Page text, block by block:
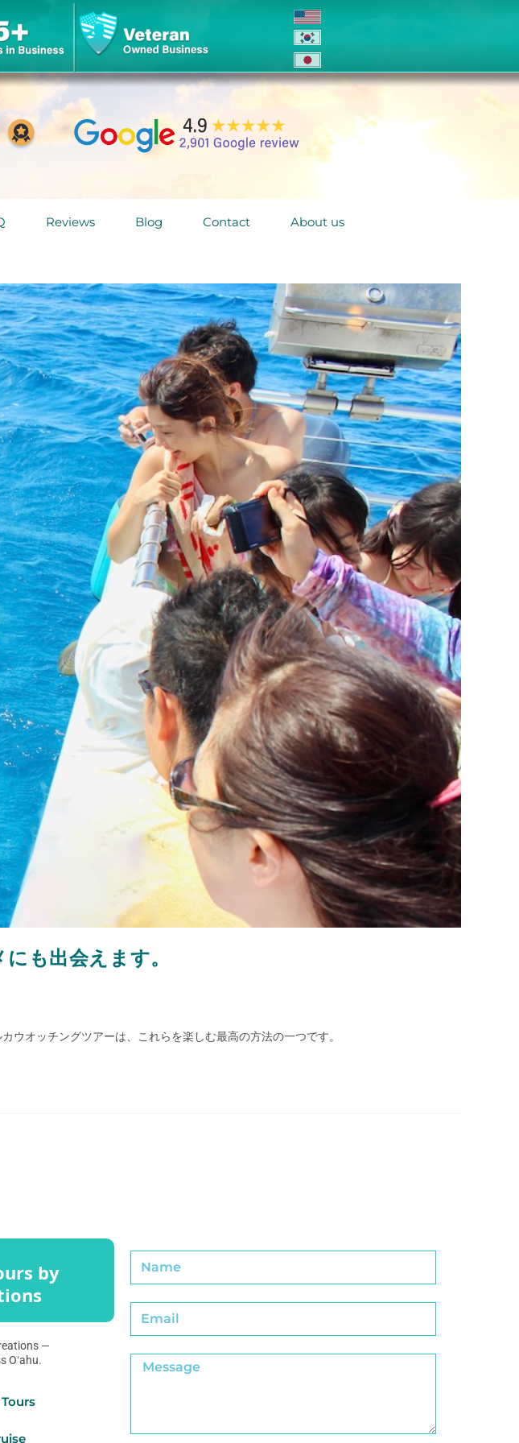
Reviews Blog Contact About us
も出会えます。
オッチングツアーは、これらを楽しむ最高の方法の一つです。
by
—
Oʻahu.